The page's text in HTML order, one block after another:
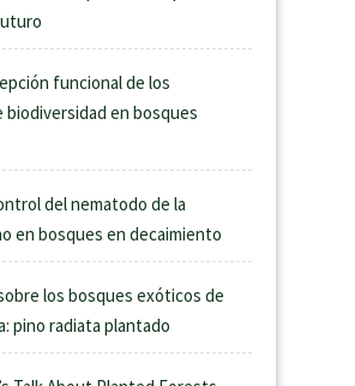
funcional de los
biodiversidad en bosques
del nematodo de la
en bosques en decaimiento
los bosques exóticos de
pino radiata plantado